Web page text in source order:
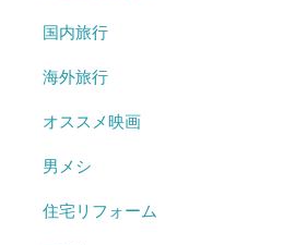
国内旅行
海外旅行
オススメ映画
男メシ
住宅リフォーム